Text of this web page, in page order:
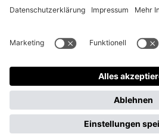
Instrumente in Ihrem Land
eigenständigen Prüfung.
können mit Risiken bis hin zum
der bereitgestellten
Qualität und Aktualität der
Betreiber dieser Webseite keine
und Haftung.
Gastbeitrag
Wirtschaftsmagazin für Frauen und von Frauen –